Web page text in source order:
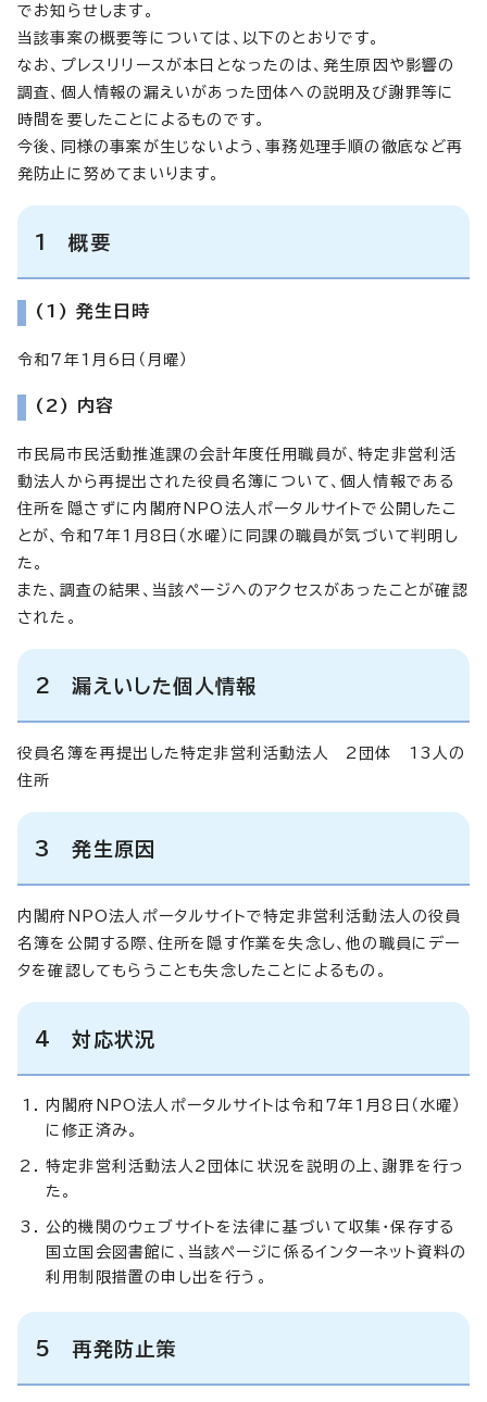
でお知らせします。
当該事案の概要等については、以下のとおりです。
なお、プレスリリースが本日となったのは、発生原因や影響の
調査、個人情報の漏えいがあった団体への説明及び謝罪等に
時間を要したことによるものです。
今後、同様の事案が生じないよう、事務処理手順の徹底など再
発防止に努めてまいります。
1 概要
(1) 発生日時
令和7年1月6日（月曜）
(2) 内容
市民局市民活動推進課の会計年度任用職員が、特定非営利活
動法人から再提出された役員名簿について、個人情報である
住所を隠さずに内閣府NPO法人ポータルサイトで公開したこ
とが、令和7年1月8日（水曜）に同課の職員が気づいて判明し
た。
また、調査の結果、当該ページへのアクセスがあったことが確認
された。
2 漏えいした個人情報
役員名簿を再提出した特定非営利活動法人 2団体 13人の
住所
3 発生原因
内閣府NPO法人ポータルサイトで特定非営利活動法人の役員
名簿を公開する際、住所を隠す作業を失念し、他の職員にデー
タを確認してもらうことも失念したことによるもの。
4 対応状況
内閣府NPO法人ポータルサイトは令和7年1月8日（水曜）
に修正済み。
特定非営利活動法人2団体に状況を説明の上、謝罪を行っ
た。
公的機関のウェブサイトを法律に基づいて収集・保存する
国立国会図書館に、当該ページに係るインターネット資料の
利用制限措置の申し出を行う。
5 再発防止策